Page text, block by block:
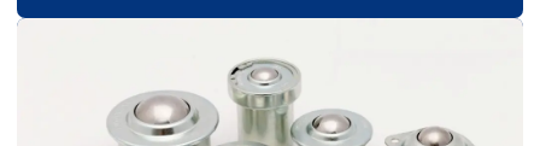
Esferas para campo de malha